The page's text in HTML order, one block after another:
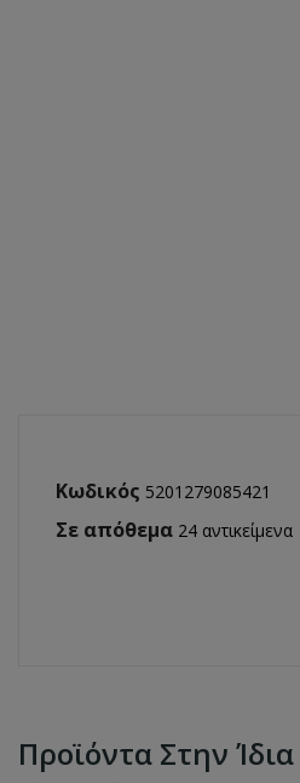
Κωδικός 5201279085421
Σε απόθεμα 24 αντικείμενα
Προϊόντα Στην